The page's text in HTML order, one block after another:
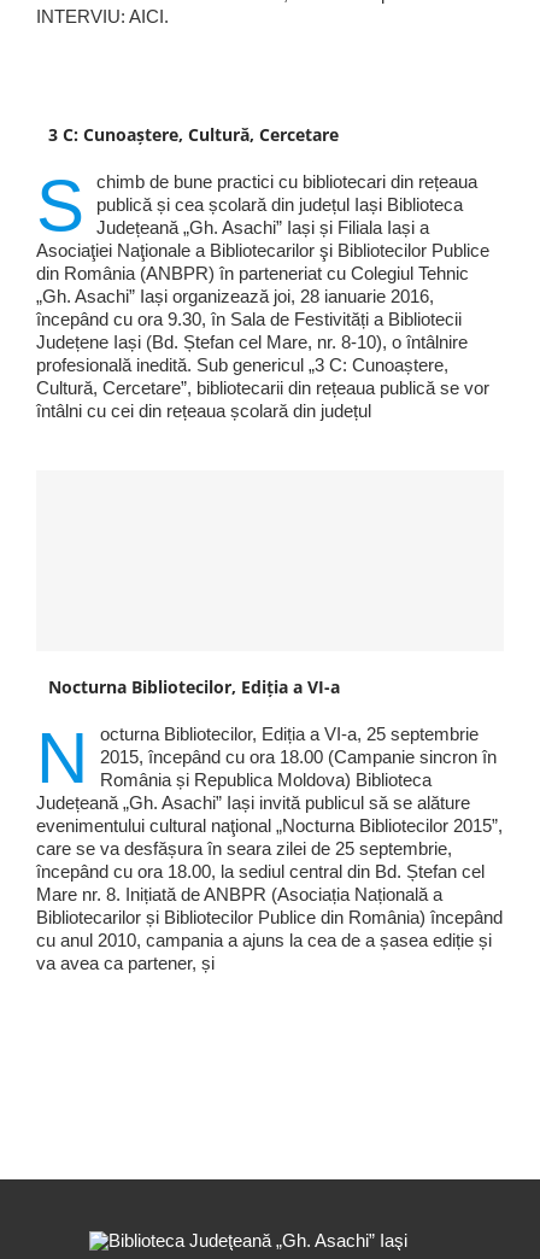
INTERVIU: AICI.
3 C: Cunoaștere, Cultură, Cercetare
S
chimb de bune practici cu bibliotecari din rețeaua
publică și cea școlară din județul Iași Biblioteca
Județeană „Gh. Asachi” Iași și Filiala Iași a
Asociaţiei Naţionale a Bibliotecarilor şi Bibliotecilor Publice
din România (ANBPR) în parteneriat cu Colegiul Tehnic
„Gh. Asachi” Iași organizează joi, 28 ianuarie 2016,
începând cu ora 9.30, în Sala de Festivități a Bibliotecii
Județene Iași (Bd. Ștefan cel Mare, nr. 8-10), o întâlnire
profesională inedită. Sub genericul „3 C: Cunoaștere,
Cultură, Cercetare”, bibliotecarii din rețeaua publică se vor
întâlni cu cei din rețeaua școlară din județul
Nocturna Bibliotecilor, Ediția a VI-a
N
octurna Bibliotecilor, Ediția a VI-a, 25 septembrie
2015, începând cu ora 18.00 (Campanie sincron în
România și Republica Moldova) Biblioteca
Județeană „Gh. Asachi” Iași invită publicul să se alăture
evenimentului cultural naţional „Nocturna Bibliotecilor 2015”,
care se va desfășura în seara zilei de 25 septembrie,
începând cu ora 18.00, la sediul central din Bd. Ștefan cel
Mare nr. 8. Inițiată de ANBPR (Asociația Națională a
Bibliotecarilor și Bibliotecilor Publice din România) începând
cu anul 2010, campania a ajuns la cea de a șasea ediție și
va avea ca partener, și